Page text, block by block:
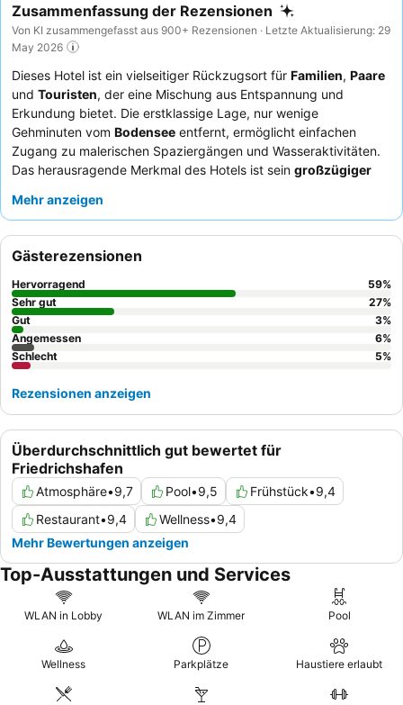
Zusammenfassung der Rezensionen
Von KI zusammengefasst aus 900+ Rezensionen · Letzte Aktualisierung: 29
May 2026
Dieses Hotel ist ein vielseitiger Rückzugsort für Familien, Paare
und Touristen, der eine Mischung aus Entspannung und
Erkundung bietet. Die erstklassige Lage, nur wenige
Gehminuten vom Bodensee entfernt, ermöglicht einfachen
Zugang zu malerischen Spaziergängen und Wasseraktivitäten.
Das herausragende Merkmal des Hotels ist sein großzügiger
und einer weitläufigen Saunalandschaft, perfekt zum
durchweg die
außergewöhnliche Freundlichkeit
und das hervorragende
Auswahl an frischen und hochwertigen Optionen bietet. Für ein
wirklich verwöhnendes Erlebnis sollten Sie ein Zimmer in den
neueren Bereichen des Hotels buchen, um modernen Komfort
und geräumige Grundrisse zu genießen.
Mehr anzeigen
Überdurchschnittlich gut bewertet für
Friedrichshafen
Atmosphäre•9,7 Pool•9,5 Frühstück•9,4
Restaurant•9,4 Wellness•9,4
Mehr Bewertungen anzeigen
Gästerezensionen
Hervorragend 59%
Sehr gut
27%
Gut
3%
Angemessen
6%
Schlecht
5%
Rezensionen anzeigen
Top-Ausstattungen und Services
WLAN in Lobby WLAN im Zimmer Pool
Wellness Parkplätze Haustiere erlaubt